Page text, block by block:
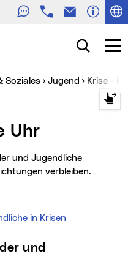
TelefonE-Mail
Suche
Soziales Jugend Krise -
Uhr
verbleiben.
in Krisen